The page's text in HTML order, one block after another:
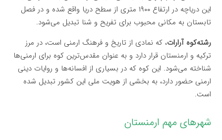
این دریاچه در ارتفاع ۱۹۰۰ متری از سطح دریا واقع شده و در فصل
تابستان به مکانی محبوب برای تفریح و شنا تبدیل می‌شود.
رشته‌کوه آرارات، که نمادی از تاریخ و فرهنگ ارمنی است، در مرز
ترکیه و ارمنستان قرار دارد و به عنوان مقدس‌ترین کوه برای ارمنی‌ها
شناخته می‌شود. این کوه که در بسیاری از افسانه‌ها و روایات دینی
ارمنی حضور دارد، به بخشی از هویت ملی این کشور تبدیل شده
است.
شهرهای مهم ارمنستان